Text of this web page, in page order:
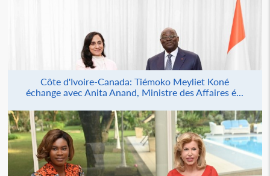
Côte d'Ivoire-Canada: Tiémoko Meyliet Koné
échange avec Anita Anand, Ministre des Affaires é...